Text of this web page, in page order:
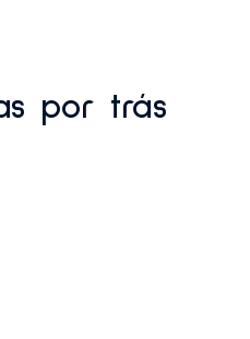
por trás